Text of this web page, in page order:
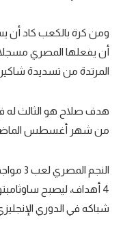
أن يفعلها المصري مسجلا
المرتدة من تسديدة
من شهر أغسطس
النجم
4 أهداف، ليصبح
شباكه في الدوري الإنجليزي